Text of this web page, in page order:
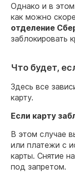
Однако и в
как можно
отделение
заблокировать
Что будет,
Здесь все
карту.
Если карту
В этом случае
или платежи с
карты. Снятие
под запретом.